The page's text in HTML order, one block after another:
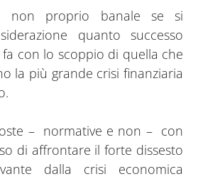
non proprio banale se si
quanto successo
con lo scoppio di quella che
la più grande crisi finanziaria
– normative e non – con
di affrontare il forte dissesto
dalla crisi economica